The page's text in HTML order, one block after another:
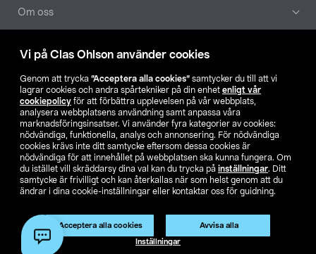
Vi på Clas Ohlson använder cookies
Genom att trycka ”Acceptera alla cookies” samtycker du till att vi
lagrar cookies och andra spårtekniker på din enhet enligt vår
cookiepolicy för att förbättra upplevelsen på vår webbplats,
analysera webbplatsens användning samt anpassa våra
marknadsföringsinsatser. Vi använder fyra kategorier av cookies:
nödvändiga, funktionella, analys och annonsering. För nödvändiga
cookies krävs inte ditt samtycke eftersom dessa cookies är
nödvändiga för att innehållet på webbplatsen ska kunna fungera. Om
du istället vill skräddarsy dina val kan du trycka på inställningar. Ditt
samtycke är frivilligt och kan återkallas när som helst genom att du
ändrar i dina cookie-inställningar eller kontaktar oss för guidning.
Acceptera alla cookies Avvisa alla
Inställningar
Om oss
Aktuellt
Våra bolag
Hitta butik
SE NO FI
Köpvillkor Privacy statement Klubbvillkor